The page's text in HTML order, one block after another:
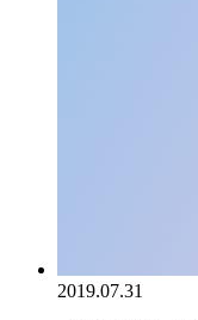
2019.07.31